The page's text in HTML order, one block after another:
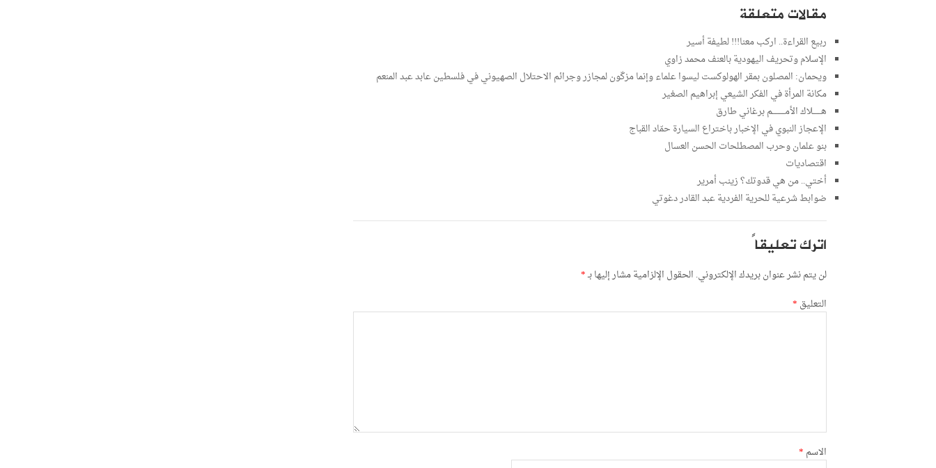
مقالات متعلقة
ربيع القراءة.. اركب معنا!!! لطيفة أسير
الإسلام وتحريف اليهودية بالعنف محمد زاوي
ويحمان: المصلون بمقر الهولوكست ليسوا علماء وإنما مزكّون لمجازر وجرائم الاحتلال الصهيوني في فلسطين عابد عبد المنعم
مكانة المرأة في الفكر الشيعي إبراهيم الصغير
هــــــلاك الأمـــــــــم برغاني طارق
الإعجاز النبوي في الإخبار باختراع السيارة حمّاد القباج
بنو علمان وحرب المصطلحات الحسن العسال
اقتصاديات
أختي.. من هي قدوتك؟ زينب أمرير
ضوابط شرعية للحرية الفردية عبد القادر دغوتي
اترك تعليقاً
لن يتم نشر عنوان بريدك الإلكتروني. الحقول الإلزامية مشار إليها بـ*
التعليق *
الاسم *